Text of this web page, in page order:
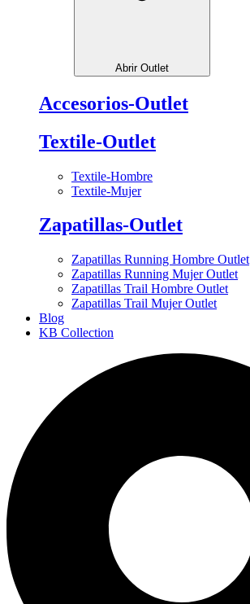
Abrir Outlet
Accesorios-Outlet
Textile-Outlet
Textile-Hombre
Textile-Mujer
Zapatillas-Outlet
Zapatillas Running Hombre Outlet
Zapatillas Running Mujer Outlet
Zapatillas Trail Hombre Outlet
Zapatillas Trail Mujer Outlet
Blog
KB Collection